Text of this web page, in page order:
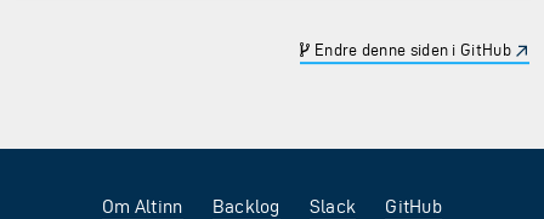
Endre denne siden i GitHub
Om Altinn Backlog Slack GitHub